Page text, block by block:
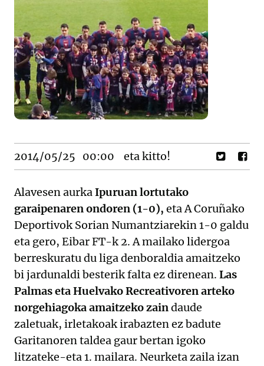
2014/05/25 00:00 eta kitto!
Alavesen aurkaIpuruan lortutako
garaipenaren ondoren (1-0), eta A Coruñako
Deportivok Sorian Numantziarekin 1-0 galdu
eta gero, Eibar FT-k 2. A mailako lidergoa
berreskuratu du liga denboraldia amaitzeko
bi jardunaldi besterik falta ez direnean. Las
Palmas eta Huelvako Recreativoren arteko
norgehiagoka amaitzeko zaindaude
zaletuak, irletakoak irabazten ez badute
Garitanoren taldea gaur bertan igoko
litzateke-eta 1. mailara. Neurketa zaila izan